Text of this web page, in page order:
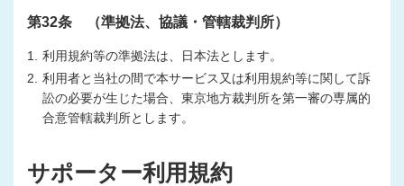
第32条 （準拠法、協議・管轄裁判所）
1.
利用規約等の準拠法は、日本法とします。
2.
利用者と当社の間で本サービス又は利用規約等に関して訴
訟の必要が生じた場合、東京地方裁判所を第一審の専属的
合意管轄裁判所とします。
サポーター利用規約